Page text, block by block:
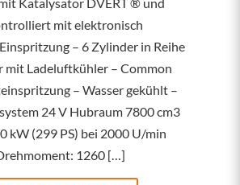
mit elektronisch
– 6 Zylinder in Reihe
mit Ladeluftkühler – Common
– Wasser gekühlt –
24 V Hubraum 7800 cm3
kW (299 PS) bei 2000 U/min
1260 […]